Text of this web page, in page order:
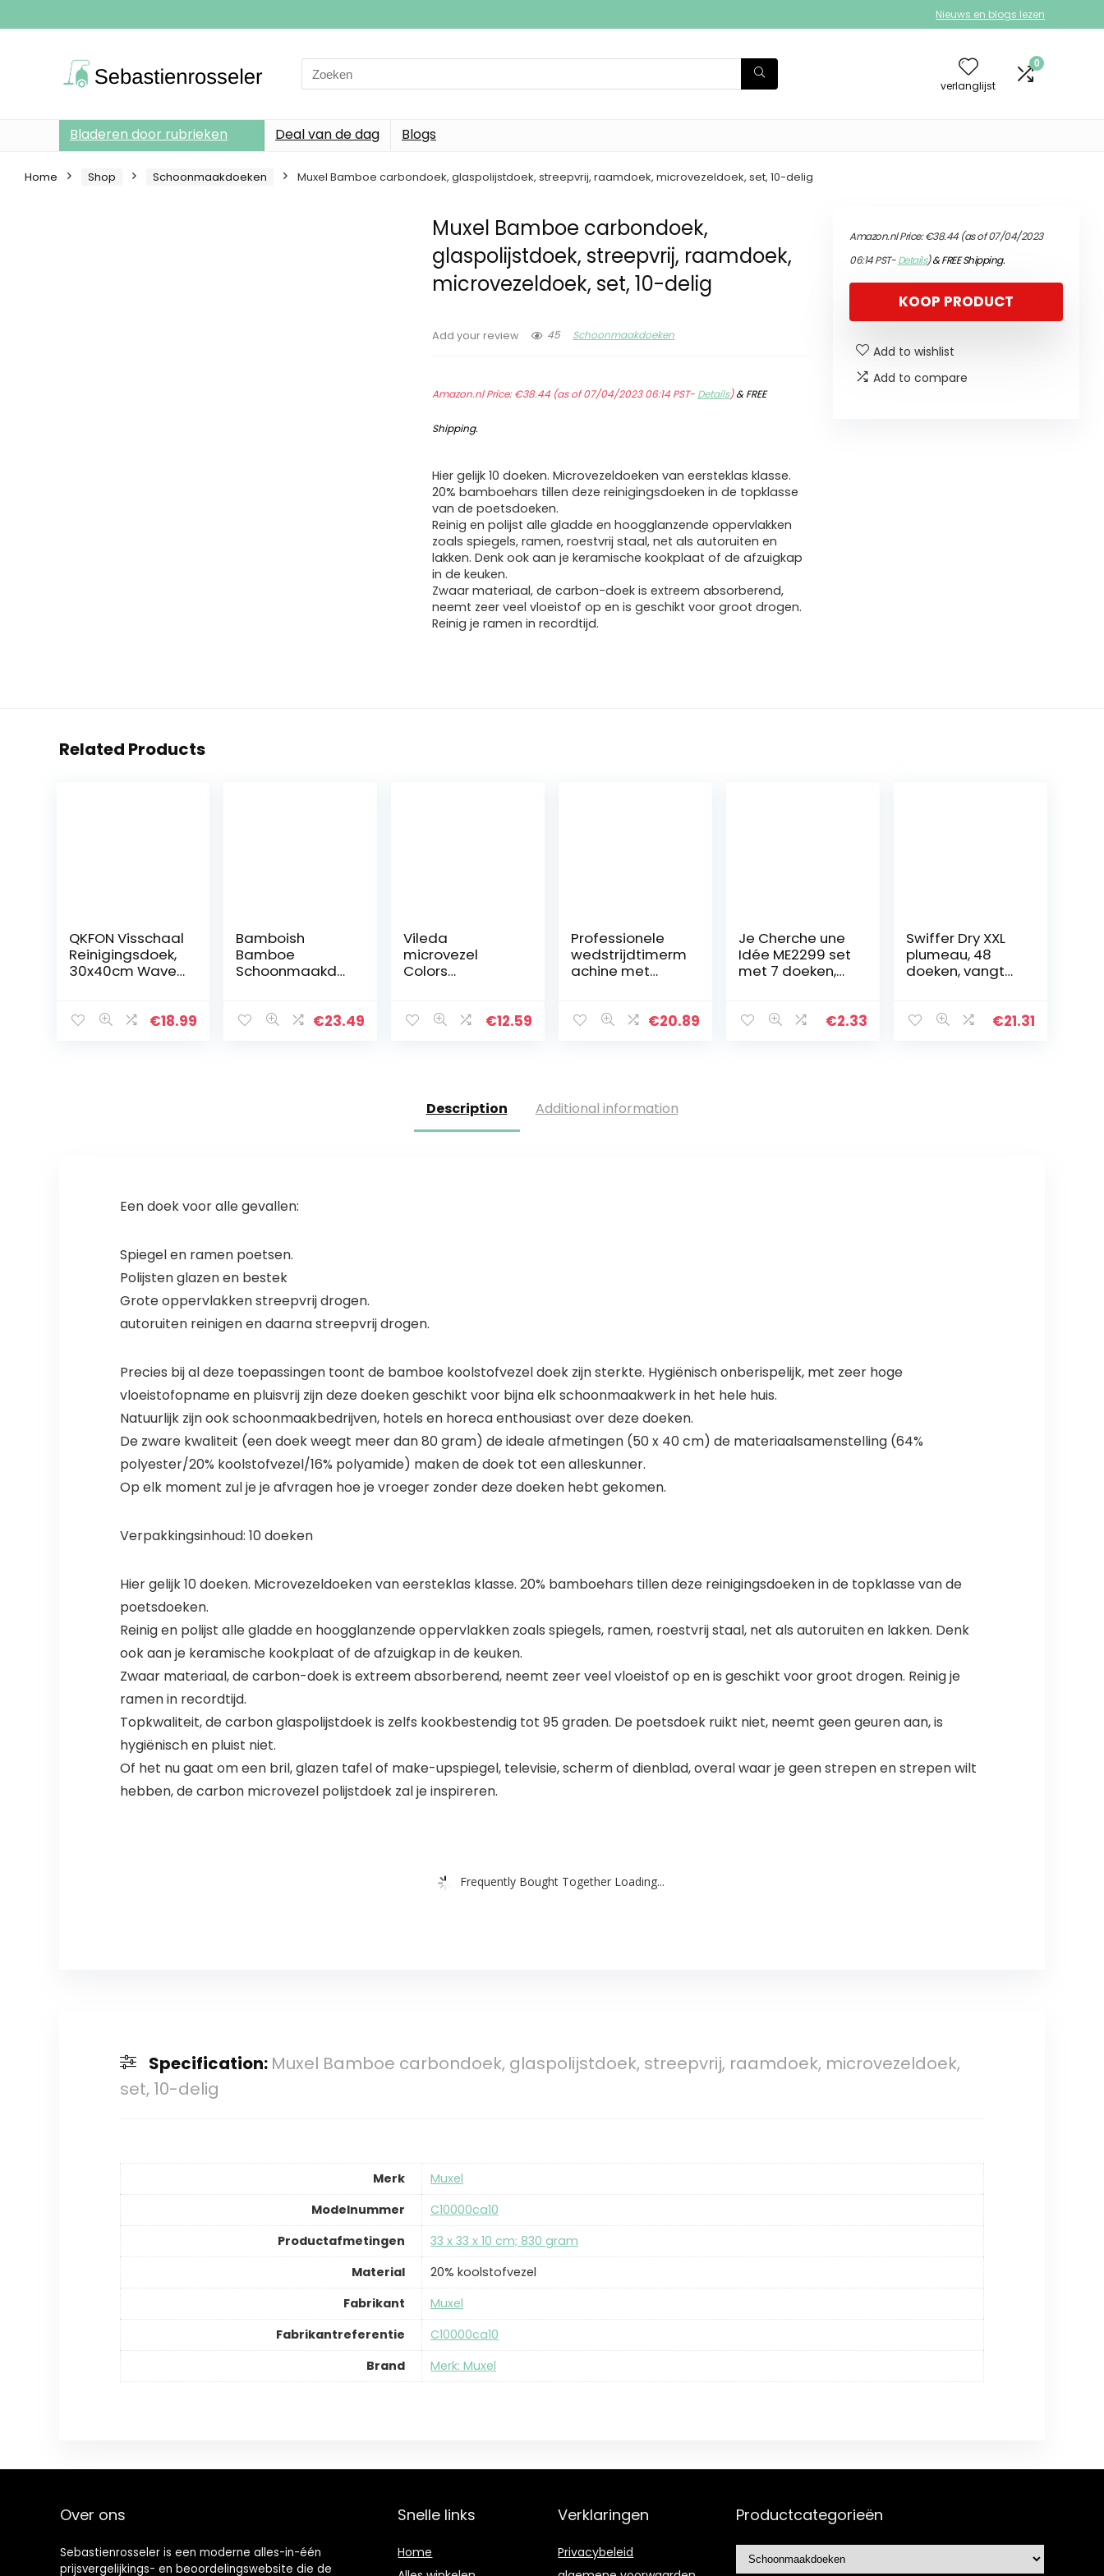
Nieuws en blogs lezen
Search
for:
verlanglijst
0
Bladeren door rubrieken Deal van de dag Blogs
Home Shop Schoonmaakdoeken Muxel Bamboe carbondoek, glaspolijstdoek, streepvrij, raamdoek, microvezeldoek, set, 10-delig
Muxel Bamboe carbondoek,
glaspolijstdoek, streepvrij, raamdoek,
microvezeldoek, set, 10-delig
Add your review 45 Schoonmaakdoeken
Amazon.nl Price:€38.44 (as of 07/04/2023 06:14 PST- Details)&FREE
Shipping.
Hier gelijk 10 doeken. Microvezeldoeken van eersteklas klasse.
20% bamboehars tillen deze reinigingsdoeken in de topklasse
van de poetsdoeken.
Reinig en polijst alle gladde en hoogglanzende oppervlakken
zoals spiegels, ramen, roestvrij staal, net als autoruiten en
lakken. Denk ook aan je keramische kookplaat of de afzuigkap
in de keuken.
Zwaar materiaal, de carbon-doek is extreem absorberend,
neemt zeer veel vloeistof op en is geschikt voor groot drogen.
Reinig je ramen in recordtijd.
Amazon.nl Price:€38.44(as of 07/04/2023
06:14 PST-Details)&FREE Shipping.
KOOP PRODUCT
Add to wishlist
Add to compare
Related Products
QKFON Visschaal
Reinigingsdoek,
30x40cm Wave
Rag Water
€18.99
Bamboish
Bamboe
Schoonmaakdo
Kleuren Incl.€23.49
Vileda
microvezel
Colors
megapack, 100%
€12.59
Professionele
wedstrijdtimerm
achine met
speelgoed voor
€20.89
Je Cherche une
Idée ME2299 set
met 7 doeken,
30 x 0,3 cm
€2.33
Swiffer Dry XXL
plumeau, 48
doeken, vangt
dierenharen,€21.31
Description Additional information
Een doek voor alle gevallen:
Spiegel en ramen poetsen.
Polijsten glazen en bestek
Grote oppervlakken streepvrij drogen.
autoruiten reinigen en daarna streepvrij drogen.
Precies bij al deze toepassingen toont de bamboe koolstofvezel doek zijn sterkte. Hygiënisch onberispelijk, met zeer hoge
vloeistofopname en pluisvrij zijn deze doeken geschikt voor bijna elk schoonmaakwerk in het hele huis.
Natuurlijk zijn ook schoonmaakbedrijven, hotels en horeca enthousiast over deze doeken.
De zware kwaliteit (een doek weegt meer dan 80 gram) de ideale afmetingen (50 x 40 cm) de materiaalsamenstelling (64%
polyester/20% koolstofvezel/16% polyamide) maken de doek tot een alleskunner.
Op elk moment zul je je afvragen hoe je vroeger zonder deze doeken hebt gekomen.
Verpakkingsinhoud: 10 doeken
Hier gelijk 10 doeken. Microvezeldoeken van eersteklas klasse. 20% bamboehars tillen deze reinigingsdoeken in de topklasse van de
poetsdoeken.
Reinig en polijst alle gladde en hoogglanzende oppervlakken zoals spiegels, ramen, roestvrij staal, net als autoruiten en lakken. Denk
ook aan je keramische kookplaat of de afzuigkap in de keuken.
Zwaar materiaal, de carbon-doek is extreem absorberend, neemt zeer veel vloeistof op en is geschikt voor groot drogen. Reinig je
ramen in recordtijd.
Topkwaliteit, de carbon glaspolijstdoek is zelfs kookbestendig tot 95 graden. De poetsdoek ruikt niet, neemt geen geuren aan, is
hygiënisch en pluist niet.
Of het nu gaat om een bril, glazen tafel of make-upspiegel, televisie, scherm of dienblad, overal waar je geen strepen en strepen wilt
hebben, de carbon microvezel polijstdoek zal je inspireren.
Frequently Bought Together Loading...
Specification: Muxel Bamboe carbondoek, glaspolijstdoek, streepvrij, raamdoek, microvezeldoek,
set, 10-delig
Merk
‎Muxel
Modelnummer
‎C10000ca10
Productafmetingen
‎33 x 33 x 10 cm; 830 gram
Material
‎20% koolstofvezel
Fabrikant
‎Muxel
Fabrikantreferentie
‎C10000ca10
Brand
Merk: Muxel
Over ons
Sebastienrosseler is een moderne alles-in-één
prijsvergelijkings- en beoordelingswebsite die de
Snelle links
Home
Verklaringen
Privacybeleid
Productcategorieën